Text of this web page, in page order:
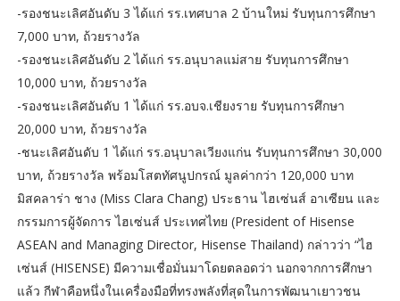
-รองชนะเลิศอันดับ 3 ได้แก่ รร.เทศบาล 2 บ้านใหม่ รับทุนการศึกษา
7,000 บาท, ถ้วยรางวัล
-รองชนะเลิศอันดับ 2 ได้แก่ รร.อนุบาลแม่สาย รับทุนการศึกษา
10,000 บาท, ถ้วยรางวัล
-รองชนะเลิศอันดับ 1 ได้แก่ รร.อบจ.เชียงราย รับทุนการศึกษา
20,000 บาท, ถ้วยรางวัล
-ชนะเลิศอันดับ 1 ได้แก่ รร.อนุบาลเวียงแก่น รับทุนการศึกษา 30,000
บาท, ถ้วยรางวัล พร้อมโสตทัศนูปกรณ์ มูลค่ากว่า 120,000 บาท
มิสคลาร่า ชาง (Miss Clara Chang) ประธาน ไฮเซ่นส์ อาเซียน และ
กรรมการผู้จัดการ ไฮเซ่นส์ ประเทศไทย (President of Hisense
ASEAN and Managing Director, Hisense Thailand) กล่าวว่า “ไฮ
เซ่นส์ (HISENSE) มีความเชื่อมั่นมาโดยตลอดว่า นอกจากการศึกษา
แล้ว กีฬาคือหนึ่งในเครื่องมือที่ทรงพลังที่สุดในการพัฒนาเยาวชน